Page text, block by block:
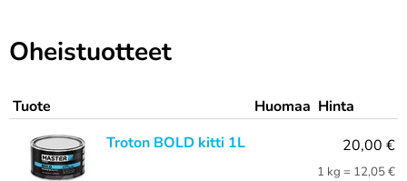
Oheistuotteet
Tuote Huomaa Hinta
Troton BOLD kitti 1L
20,00 €
1 kg = 12,05 €